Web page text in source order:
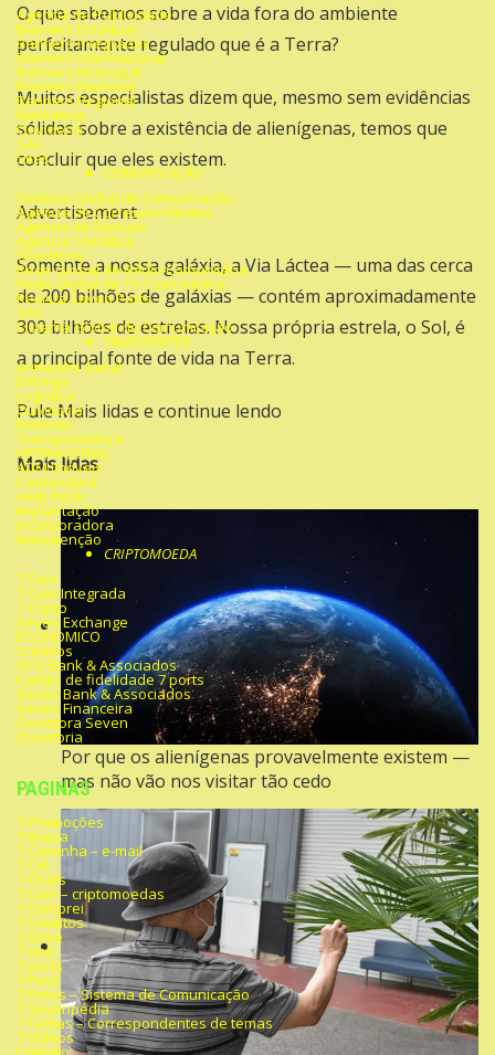
O que sabemos sobre a vida fora do ambiente
perfeitamente regulado que é a Terra?
Muitos especialistas dizem que, mesmo sem evidências
sólidas sobre a existência de alienígenas, temos que
concluir que eles existem.
Advertisement
Somente a nossagaláxia, a Via Láctea — uma das cerca
de 200 bilhões de galáxias — contém aproximadamente
300 bilhões de estrelas. Nossa própria estrela, o Sol, é
a principal fonte de vida na Terra.
Pule Mais lidas e continue lendo
Mais lidas
Por que os alienígenas provavelmente existem —
mas não vão nos visitar tão cedo
Agencia de Publicidade
Banners Estadual
Banners Integradas
Banners Internacional
Banners Municipal
Banners Nacional
Banners Regional
Marketing
Ouvidoria
SAC
Sites
COMUNICAÇÃO
Sistema Global de Comunicação
Agencia de Correspondentes
Agencia de Noticias
Agencia Temática
Ouvidoria
Rede Global de Rádio Comunitária
Rede Global de TV Comunitária
Revista Seven Ports
SAC
Sistema Global de Comunicação
TRANSPORTES
Armazém Geral
Entrega
Logística
Ouvidoria
Rastreio
Transportadora
OPERACIONAL
ADM Imóveis
Construtora
Help Desk
Implantação
Incorporadora
Manutenção
CRIPTOMOEDA
7 Coin
7 Coin Integrada
7 Cripto
Seven Exchange
ECONOMICO
Créditos
ACG Bank & Associados
Cartão de fidelidade 7 ports
Seven Bank & Associados
Seven Financeira
Corretora Seven
Ouvidoria
PAGINAS
7 Promoções
7 Busca
7 Caminha – e-mail
7 Cel
7 Chats
7 Coin – criptomoedas
7 Comprei
7 Creditos
7 Drive
7 Link
7 ports
7 Post
7 Press – Sistema de Comunicação
7 Sevenpédia
7 Temas – Correspondentes de temas
7 Videos